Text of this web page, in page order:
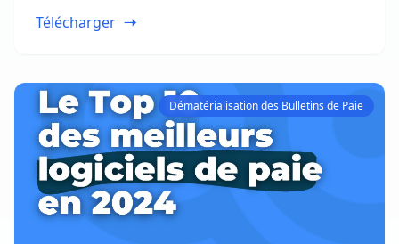
Télécharger
Dématérialisation des Bulletins de Paie